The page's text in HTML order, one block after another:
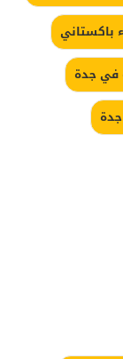
باكستاني
في جدة